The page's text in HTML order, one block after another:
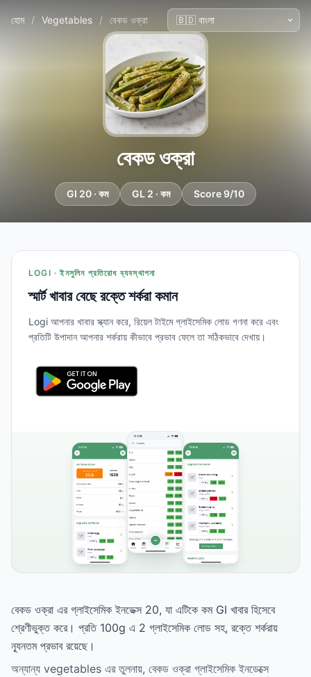
হোম / Vegetables / বেকড ওক্রা
বেকড ওক্রা
GI 20 · কম GL 2 · কম Score 9/10
LOGI · ইনসুলিন প্রতিরোধ ব্যবস্থাপনা
স্মার্ট খাবার বেছে রক্তে শর্করা কমান
Logi আপনার খাবার স্ক্যান করে, রিয়েল টাইমে গ্লাইসেমিক লোড গণনা করে এবং
প্রতিটি উপাদান আপনার শর্করায় কীভাবে প্রভাব ফেলে তা সঠিকভাবে দেখায়।
বেকড ওক্রা এর গ্লাইসেমিক ইনডেক্স 20, যা এটিকে কম GI খাবার হিসেবে
শ্রেণীভুক্ত করে। প্রতি 100g এ 2 গ্লাইসেমিক লোড সহ, রক্তে শর্করায়
ন্যূনতম প্রভাব রয়েছে।
অন্যান্য vegetables এর তুলনায়, বেকড ওক্রা গ্লাইসেমিক ইনডেক্সে